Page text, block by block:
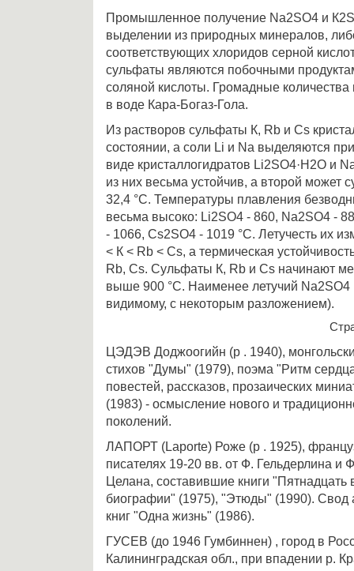
Промышленное получение Nа2SO4 и
выделении из природных минералов,
соответствующих хлоридов серной
сульфаты являются побочными
соляной кислоты. Громадные
в воде Кара-Богаз-Гола.
Из растворов сульфаты К, Rb и Сs
состоянии, а соли Li и Nа выделяются
виде кристаллогидратов Li2SO4·Н2О и
из них весьма устойчив, а второй может
32,4 °С. Температуры плавления
весьма высоко: Li2SO4 - 860, Nа2SО4 -
- 1066, Сs2SO4 - 1019 °С. Летучесть их
< К < Rb < Сs, а термическая
Rb, Сs. Сульфаты К, Rb и Сs начинают
выше 900 °С. Наименее летучий Nа2SO4
видимому, с некоторым разложением).
ЦЭДЭВ Доджоогийн (р . 1940),
стихов "Думы" (1979), поэма "Ритм
повестей, рассказов, прозаических
(1983) - осмысление нового и
поколений.
ЛАПОРТ (Laporte) Роже (р . 1925),
писателях 19-20 вв. от Ф. Гельдерлина
Целана, составившие книги "Пятнадцать
биографии" (1975), "Этюды" (1990). Свод
книг "Одна жизнь" (1986).
ГУСЕВ (до 1946 Гумбиннен) , город в
Калининградская обл., при впадении р.